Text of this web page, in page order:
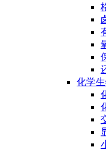
化学